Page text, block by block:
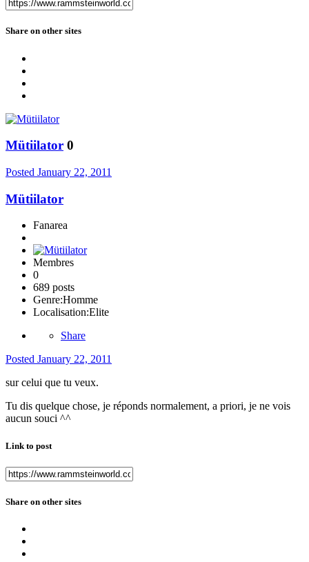
Share on other sites
Mütiilator 0
Posted January 22, 2011
Mütiilator
Fanarea
Membres
0
689 posts
Genre:Homme
Localisation:Elite
Share
Posted January 22, 2011
sur celui que tu veux.
Tu dis quelque chose, je réponds normalement, a priori, je ne vois
aucun souci ^^
Link to post
Share on other sites